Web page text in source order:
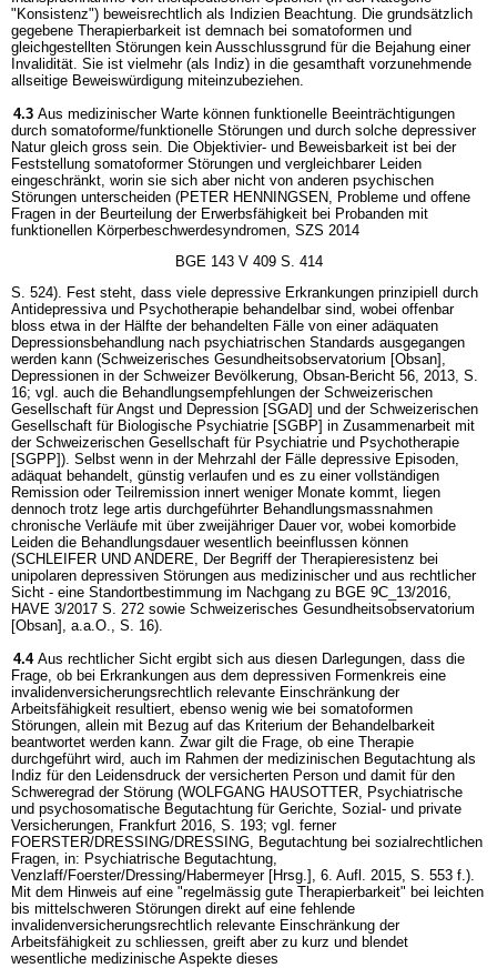
"Konsistenz") beweisrechtlich als Indizien Beachtung. Die grundsätzlich
gegebene Therapierbarkeit ist demnach bei somatoformen und
gleichgestellten Störungen kein Ausschlussgrund für die Bejahung einer
Invalidität. Sie ist vielmehr (als Indiz) in die gesamthaft vorzunehmende
allseitige Beweiswürdigung miteinzubeziehen.
4.3 Aus medizinischer Warte können funktionelle Beeinträchtigungen
durch somatoforme/funktionelle Störungen und durch solche depressiver
Natur gleich gross sein. Die Objektivier- und Beweisbarkeit ist bei der
Feststellung somatoformer Störungen und vergleichbarer Leiden
eingeschränkt, worin sie sich aber nicht von anderen psychischen
Störungen unterscheiden (PETER HENNINGSEN, Probleme und offene
Fragen in der Beurteilung der Erwerbsfähigkeit bei Probanden mit
funktionellen Körperbeschwerdesyndromen, SZS 2014
BGE 143 V 409 S. 414
S. 524). Fest steht, dass viele depressive Erkrankungen prinzipiell durch
Antidepressiva und Psychotherapie behandelbar sind, wobei offenbar
bloss etwa in der Hälfte der behandelten Fälle von einer adäquaten
Depressionsbehandlung nach psychiatrischen Standards ausgegangen
werden kann (Schweizerisches Gesundheitsobservatorium [Obsan],
Depressionen in der Schweizer Bevölkerung, Obsan-Bericht 56, 2013, S.
16; vgl. auch die Behandlungsempfehlungen der Schweizerischen
Gesellschaft für Angst und Depression [SGAD] und der Schweizerischen
Gesellschaft für Biologische Psychiatrie [SGBP] in Zusammenarbeit mit
der Schweizerischen Gesellschaft für Psychiatrie und Psychotherapie
[SGPP]). Selbst wenn in der Mehrzahl der Fälle depressive Episoden,
adäquat behandelt, günstig verlaufen und es zu einer vollständigen
Remission oder Teilremission innert weniger Monate kommt, liegen
dennoch trotz lege artis durchgeführter Behandlungsmassnahmen
chronische Verläufe mit über zweijähriger Dauer vor, wobei komorbide
Leiden die Behandlungsdauer wesentlich beeinflussen können
(SCHLEIFER UND ANDERE, Der Begriff der Therapieresistenz bei
unipolaren depressiven Störungen aus medizinischer und aus rechtlicher
Sicht - eine Standortbestimmung im Nachgang zu BGE 9C_13/2016,
HAVE 3/2017 S. 272 sowie Schweizerisches Gesundheitsobservatorium
[Obsan], a.a.O., S. 16).
4.4 Aus rechtlicher Sicht ergibt sich aus diesen Darlegungen, dass die
Frage, ob bei Erkrankungen aus dem depressiven Formenkreis eine
invalidenversicherungsrechtlich relevante Einschränkung der
Arbeitsfähigkeit resultiert, ebenso wenig wie bei somatoformen
Störungen, allein mit Bezug auf das Kriterium der Behandelbarkeit
beantwortet werden kann. Zwar gilt die Frage, ob eine Therapie
durchgeführt wird, auch im Rahmen der medizinischen Begutachtung als
Indiz für den Leidensdruck der versicherten Person und damit für den
Schweregrad der Störung (WOLFGANG HAUSOTTER, Psychiatrische
und psychosomatische Begutachtung für Gerichte, Sozial- und private
Versicherungen, Frankfurt 2016, S. 193; vgl. ferner
FOERSTER/DRESSING/DRESSING, Begutachtung bei sozialrechtlichen
Fragen, in: Psychiatrische Begutachtung,
Venzlaff/Foerster/Dressing/Habermeyer [Hrsg.], 6. Aufl. 2015, S. 553 f.).
Mit dem Hinweis auf eine "regelmässig gute Therapierbarkeit" bei leichten
bis mittelschweren Störungen direkt auf eine fehlende
invalidenversicherungsrechtlich relevante Einschränkung der
Arbeitsfähigkeit zu schliessen, greift aber zu kurz und blendet
wesentliche medizinische Aspekte dieses